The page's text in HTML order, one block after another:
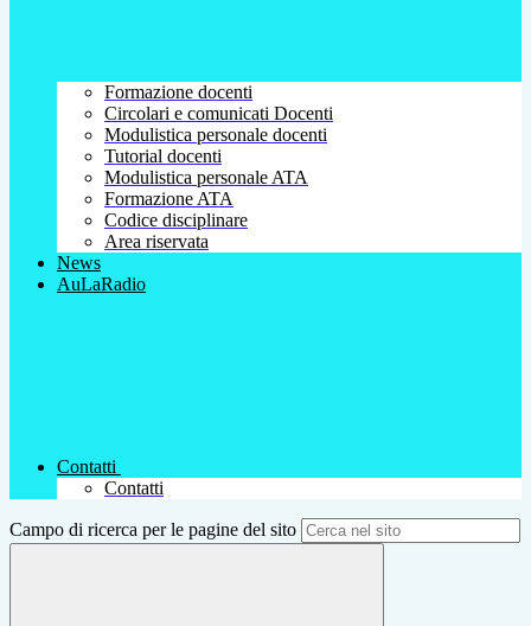
Formazione docenti
Circolari e comunicati Docenti
Modulistica personale docenti
Tutorial docenti
Modulistica personale ATA
Formazione ATA
Codice disciplinare
Area riservata
News
AuLaRadio
Contatti
Contatti
Campo di ricerca per le pagine del sito